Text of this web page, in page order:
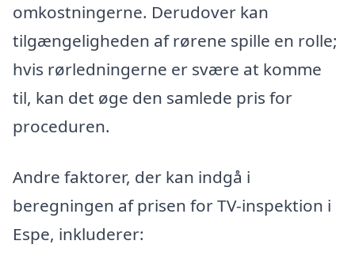
omkostningerne. Derudover kan
tilgængeligheden af rørene spille en rolle;
hvis rørledningerne er svære at komme
til, kan det øge den samlede pris for
proceduren.
Andre faktorer, der kan indgå i
beregningen af prisen for TV-inspektion i
Espe, inkluderer: